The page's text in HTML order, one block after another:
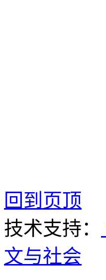
回到页顶
技术支持：
文与社会